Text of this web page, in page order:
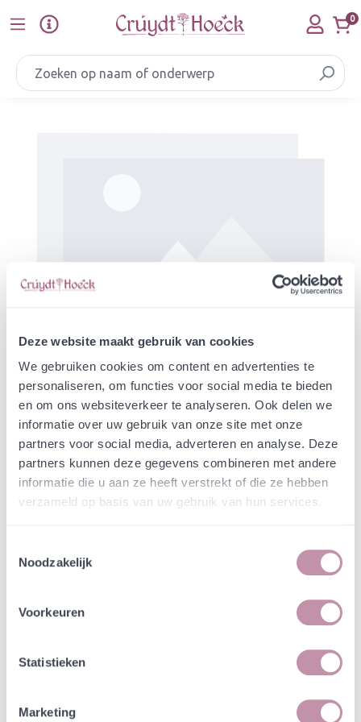
Deze website maakt gebruik van cookies
We gebruiken cookies om content en advertenties te
personaliseren, om functies voor social media te bieden
en om ons websiteverkeer te analyseren. Ook delen we
informatie over uw gebruik van onze site met onze
partners voor social media, adverteren en analyse. Deze
partners kunnen deze gegevens combineren met andere
informatie die u aan ze heeft verstrekt of die ze hebben
verzameld op basis van uw gebruik van hun services.
Noodzakelijk
Voorkeuren
Statistieken
Marketing
Ga naar de hoofdinhoud 0
Webshop Speciaalmengsels (hidden)
Speciaalmengsel gemeente
Schiedam - laag
In een zakje zitten genoeg zaden om
tientallen planten op te kweken.
incl. btw
Specificatie